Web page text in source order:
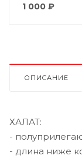
1 000 ₽
ОПИСАНИЕ
ХАЛАТ:
-
- длина ниже